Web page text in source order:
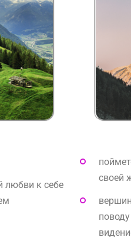
любви к себе
своей